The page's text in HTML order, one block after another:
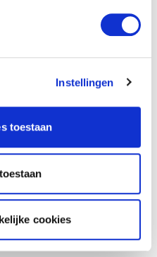
Instellingen
toestaan
cookies